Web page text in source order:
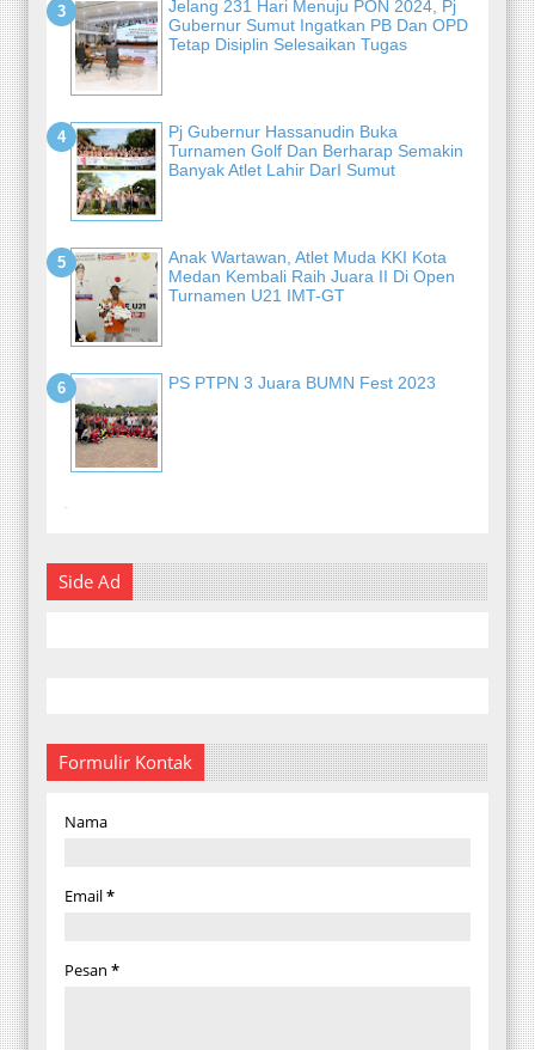
Jelang 231 Hari Menuju PON 2024, Pj
Gubernur Sumut Ingatkan PB Dan OPD
Tetap Disiplin Selesaikan Tugas
Pj Gubernur Hassanudin Buka
Turnamen Golf Dan Berharap Semakin
Banyak Atlet Lahir DarI Sumut
Anak Wartawan, Atlet Muda KKI Kota
Medan Kembali Raih Juara II Di Open
Turnamen U21 IMT-GT
PS PTPN 3 Juara BUMN Fest 2023
-
Side Ad
Formulir Kontak
Nama
Email*
Pesan *